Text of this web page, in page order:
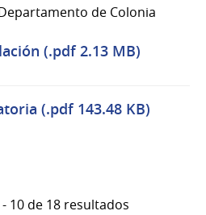
de Colonia
(.pdf 2.13 MB)
(.pdf 143.48 KB)
10 de 18 resultados